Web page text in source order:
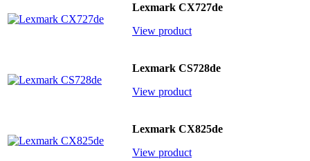
Lexmark CX727de
View product
Lexmark CS728de
View product
Lexmark CX825de
View product